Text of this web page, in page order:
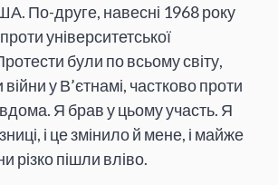
По-друге, навесні 1968 року
університетської
були по всьому світу,
у В’єтнамі, частково проти
Я брав у цьому участь. Я
і це змінило й мене, і майже
різко пішли вліво.